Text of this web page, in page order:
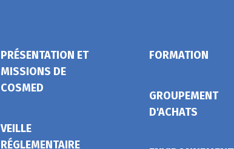
PRÉSENTATION ET
MISSIONS DE
COSMED
VEILLE
RÉGLEMENTAIRE
FORMATION
GROUPEMENT
D'ACHATS